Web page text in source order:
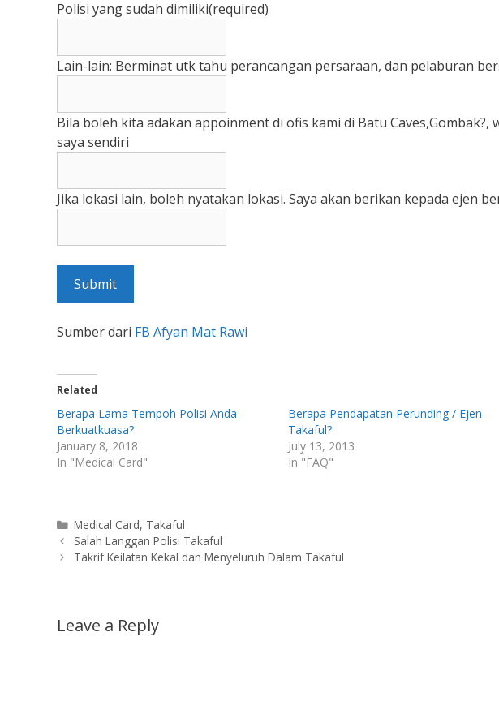
Polisi yang sudah dimiliki(required)
Lain-lain: Berminat utk tahu perancangan persaraan, dan pelaburan
Bila boleh kita adakan appoinment di ofis kami di Batu
saya sendiri
Jika lokasi lain, boleh nyatakan lokasi. Saya akan berikan kepada ejen
Submit
Sumber dari FB Afyan Mat Rawi
Related
Berapa Lama Tempoh Polisi Anda
Berkuatkuasa?
January 8, 2018
In "Medical Card"
Berapa Pendapatan Perunding / Ejen
Takaful?
July 13, 2013
In "FAQ"
Categories
Medical Card, Takaful
Salah Langgan Polisi Takaful
Takrif Keilatan Kekal dan Menyeluruh Dalam Takaful
Leave a Reply